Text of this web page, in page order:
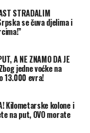
STRADALIM
se čuva djelima i
A NE ZNAMO DA JE
jedne voćke na
13.000 evra!
Kilometarske kolone i
na put, OVO morate